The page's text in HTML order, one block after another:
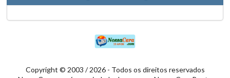
Copyright © 2003 / 2026 - Todos os direitos reservados